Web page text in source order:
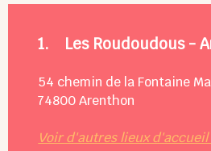
1. Les Roudoudous -
54 chemin de la Fontaine
74800 Arenthon
Voir d'autres lieux d'accueil